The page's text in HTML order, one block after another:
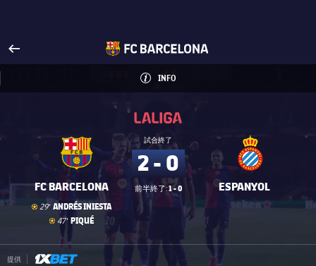
FCバルセロナ公式サイトへ
arrow-right
fcbarcelona-with-name
INFO
LABEL.ARIA.INFO
INFO
label.competition.name.21label.competition.name.21
FC BARCELONA
ゴール
goal
29' ANDRÉS INIESTA
ゴール
goal
47' PIQUÉ
試合終了
2 - 0
前半終了:1 - 0 ESPANYOL
提供 1xbet-multi